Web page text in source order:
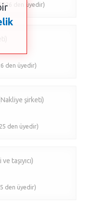
den üyedir)
den üyedir)
şirketi)
den üyedir)
taşıyıcı)
den üyedir)